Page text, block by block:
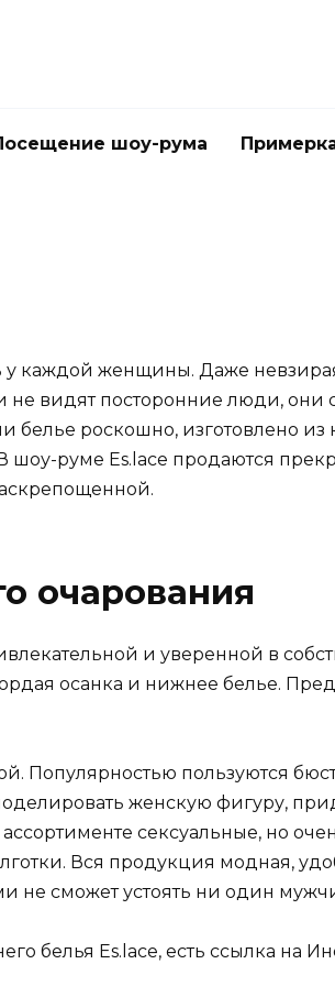
шоу-рума
каждой женщины. Даже невзирая
не видят посторонние люди, они
белье роскошно, изготовлено из
шоу-руме Es.lace продаются
очарования
и уверенной в
осанка и нижнее белье.
Популярностью пользуются
женскую фигуру,
сексуальные, но
Вся продукция модная,
не сможет устоять ни один
белья Es.lace, есть ссылка на